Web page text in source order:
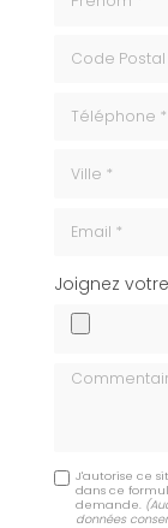
cv
Joignez
J'autorise ce
dans ce
demande.
données